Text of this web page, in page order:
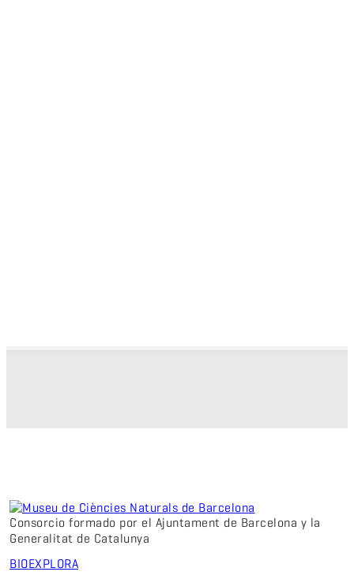
Consorcio formado por el Ajuntament de Barcelona y la
Generalitat de Catalunya
BIOEXPLORA